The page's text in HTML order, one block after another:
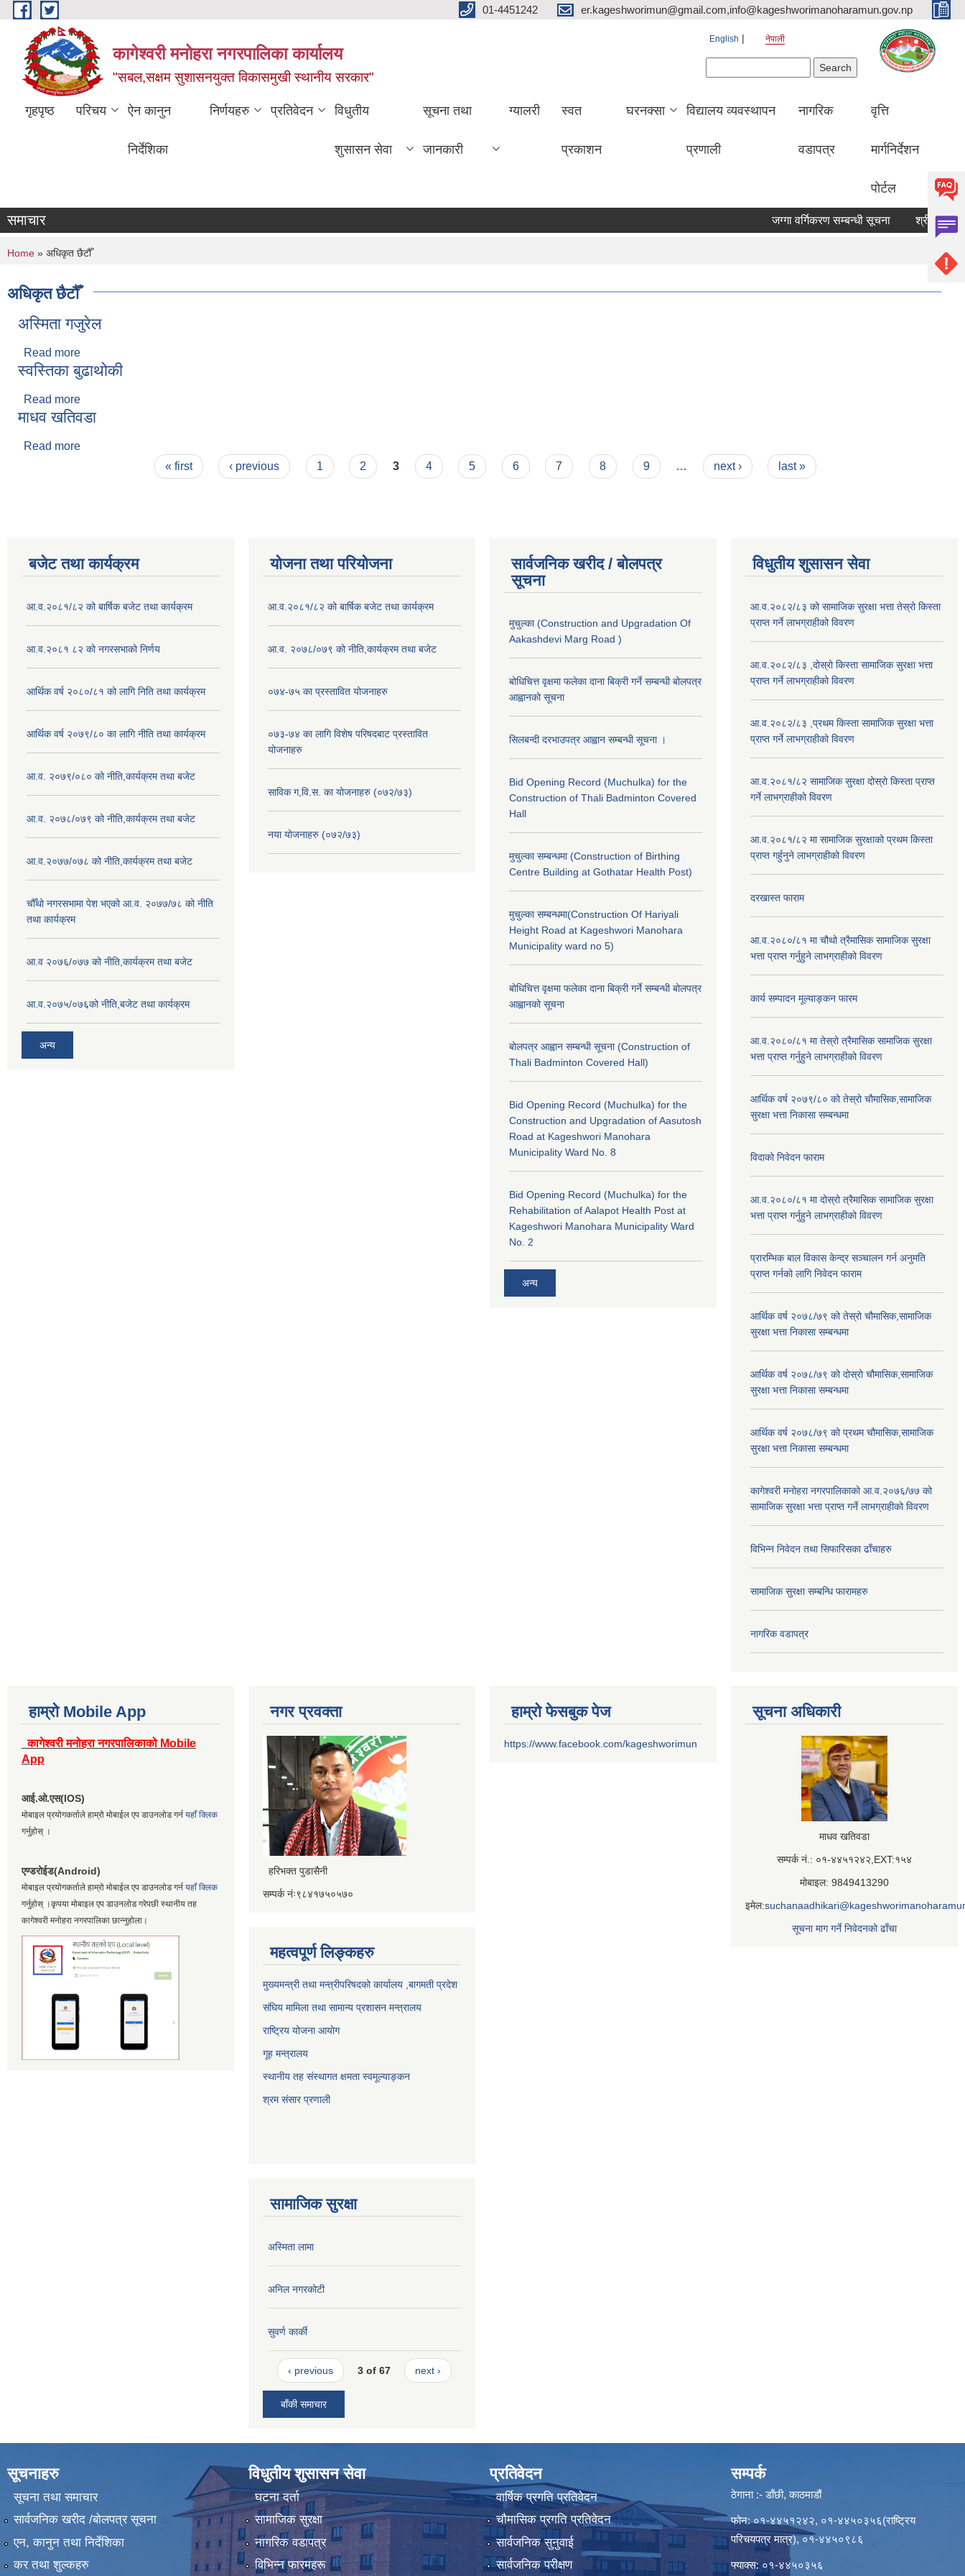
Skip to main content 01-4451242 er.kageshworimun@gmail.com,info@kageshworimanoharamun.gov.np
कागेश्वरी मनोहरा नगरपालिका कार्यालय
"सबल,सक्षम सुशासनयुक्त विकासमुखी स्थानीय सरकार"
English नेपाली
गृहपृष्ठ परिचय ऐन कानुन
निर्देशिका
निर्णयहरु प्रतिवेदन विधुतीय
शुसासन सेवा
सूचना तथा
जानकारी
ग्यालरी स्वत
प्रकाशन
घरनक्सा विद्यालय व्यवस्थापन
प्रणाली
नागरिक
वडापत्र
वृत्ति
मार्गनिर्देशन
पोर्टल
समाचार जग्गा वर्गिकरण सम्बन्धी सूचना श्री सिद्दि गणेश
You are here
Home » अधिकृत छैटौँ
अधिकृत छैटौँ
अस्मिता गजुरेल
Read more
स्वस्तिका बुढाथोकी
Read more
माधव खतिवडा
Read more
« first ‹ previous 1 2 3 4 5 6 7 8 9 … next › last »
बजेट तथा कार्यक्रम
आ.व.२०८१/८२ को बार्षिक बजेट तथा कार्यक्रम
आ.व.२०८१ ८२ को नगरसभाको निर्णय
आर्थिक वर्ष २०८०/८१ को लागि निति तथा कार्यक्रम
आर्थिक वर्ष २०७९/८० का लागि नीति तथा कार्यक्रम
आ.व. २०७९/०८० को नीति,कार्यक्रम तथा बजेट
आ.व. २०७८/०७९ को नीति,कार्यक्रम तथा बजेट
आ.व.२०७७/०७८ को नीति,कार्यक्रम तथा बजेट
चौँथो नगरसभामा पेश भएको आ.व. २०७७/७८ को नीति
तथा कार्यक्रम
आ.व २०७६/०७७ को नीति,कार्यक्रम तथा बजेट
आ.व.२०७५/०७६को नीति,बजेट तथा कार्यक्रम
अन्य
योजना तथा परियोजना
आ.व.२०८१/८२ को बार्षिक बजेट तथा कार्यक्रम
आ.व. २०७८/०७९ को नीति,कार्यक्रम तथा बजेट
०७४-७५ का प्रस्तावित योजनाहरु
०७३-७४ का लागि विशेष परिषदबाट प्रस्तावित
योजनाहरु
साविक ग,वि.स. का योजनाहरु (०७२/७३)
नया योजनाहरु (०७२/७३)
सार्वजनिक खरीद / बोलपत्र
सूचना
मुचुल्का (Construction and Upgradation Of
Aakashdevi Marg Road )
बोधिचित्त वृक्षमा फलेका दाना बिक्री गर्ने सम्बन्धी बोलपत्र
आह्वानको सूचना
सिलबन्दी दरभाउपत्र आह्वान सम्बन्धी सूचना ।
Bid Opening Record (Muchulka) for the
Construction of Thali Badminton Covered
Hall
मुचुल्का सम्बन्धमा (Construction of Birthing
Centre Building at Gothatar Health Post)
मुचुल्का सम्बन्धमा(Construction Of Hariyali
Height Road at Kageshwori Manohara
Municipality ward no 5)
बोधिचित्त वृक्षमा फलेका दाना बिक्री गर्ने सम्बन्धी बोलपत्र
आह्वानको सूचना
बोलपत्र आह्वान सम्बन्धी सूचना (Construction of
Thali Badminton Covered Hall)
Bid Opening Record (Muchulka) for the
Construction and Upgradation of Aasutosh
Road at Kageshwori Manohara
Municipality Ward No. 8
Bid Opening Record (Muchulka) for the
Rehabilitation of Aalapot Health Post at
Kageshwori Manohara Municipality Ward
No. 2
अन्य
विधुतीय शुसासन सेवा
आ.व.२०८२/८३ को सामाजिक सुरक्षा भत्ता तेस्रो किस्ता
प्राप्त गर्ने लाभग्राहीको विवरण
आ.व.२०८२/८३ ,दोस्रो किस्ता सामाजिक सुरक्षा भत्ता
प्राप्त गर्ने लाभग्राहीको विवरण
आ.व.२०८२/८३ ,प्रथम किस्ता सामाजिक सुरक्षा भत्ता
प्राप्त गर्ने लाभग्राहीको विवरण
आ.व.२०८१/८२ सामाजिक सुरक्षा दोस्रो किस्ता प्राप्त
गर्ने लाभग्राहीको विवरण
आ.व.२०८१/८२ मा सामाजिक सुरक्षाको प्रथम किस्ता
प्राप्त गर्हुनुने लाभग्राहीको विवरण
दरखास्त फाराम
आ.व.२०८०/८१ मा चौथो त्रैमासिक सामाजिक सुरक्षा
भत्ता प्राप्त गर्नुहुने लाभग्राहीको विवरण
कार्य सम्पादन मूल्याङ्कन फारम
आ.व.२०८०/८१ मा तेस्रो त्रैमासिक सामाजिक सुरक्षा
भत्ता प्राप्त गर्नुहुने लाभग्राहीको विवरण
आर्थिक वर्ष २०७९/८० को तेस्रो चौमासिक,सामाजिक
सुरक्षा भत्ता निकासा सम्बन्धमा
विदाको निवेदन फाराम
आ.व.२०८०/८१ मा दोस्रो त्रैमासिक सामाजिक सुरक्षा
भत्ता प्राप्त गर्नुहुने लाभग्राहीको विवरण
प्रारम्भिक बाल विकास केन्द्र सञ्चालन गर्न अनुमति
प्राप्त गर्नको लागि निवेदन फाराम
आर्थिक वर्ष २०७८/७९ को तेस्रो चौमासिक,सामाजिक
सुरक्षा भत्ता निकासा सम्बन्धमा
आर्थिक वर्ष २०७८/७९ को दोस्रो चौमासिक,सामाजिक
सुरक्षा भत्ता निकासा सम्बन्धमा
आर्थिक वर्ष २०७८/७९ को प्रथम चौमासिक,सामाजिक
सुरक्षा भत्ता निकासा सम्बन्धमा
कागेश्वरी मनोहरा नगरपालिकाको आ.व.२०७६/७७ को
सामाजिक सुरक्षा भत्ता प्राप्त गर्ने लाभग्राहीको विवरण
विभिन्न निवेदन तथा सिफारिसका ढाँचाहरु
सामाजिक सुरक्षा सम्बन्धि फारामहरु
नागरिक वडापत्र
हाम्रो Mobile App
कागेश्वरी मनोहरा नगरपालिकाको Mobile
App
आई.ओ.एस(IOS)
मोबाइल प्रयोगकर्ताले हाम्रो मोबाईल एप डाउनलोड गर्न यहाँ क्लिक
गर्नुहोस् ।
एण्डरोईड(Android)
मोबाइल प्रयोगकर्ताले हाम्रो मोबाईल एप डाउनलोड गर्न यहाँ क्लिक
गर्नुहोस् ।कृपया मोबाइल एप डाउनलोड गरेपछी स्थानीय तह
कागेश्वरी मनोहरा नगरपालिका छान्नुहोला।
नगर प्रवक्ता
हरिभक्त पुडासैनी
सम्पर्क नंः९८४१७५०५७०
महत्वपूर्ण लिङ्कहरु
मुख्यमन्त्री तथा मन्त्रीपरिषदको कार्यालय ,बागमती प्रदेश
संघिय मामिला तथा सामान्य प्रशासन मन्त्रालय
राष्ट्रिय योजना आयोग
गूह मन्त्रालय
स्थानीय तह संस्थागत क्षमता स्वमूल्याङ्कन
श्रम संसार प्रणाली
सामाजिक सुरक्षा
अस्मिता लामा
अनिल नगरकोटी
सुवर्ण कार्की
‹ previous 3 of 67 next ›
बाँकी समाचार
हाम्रो फेसबुक पेज
https://www.facebook.com/kageshworimun
सूचना अधिकारी
माधव खतिवडा
सम्पर्क नं.: ०१-४४५१२४२,EXT:१५४
मोबाइल: 9849413290
इमेल:
सूचना माग गर्ने निवेदनको ढाँचा
सूचनाहरु
सूचना तथा समाचार
सार्वजनिक खरीद /बोलपत्र सूचना
एन, कानुन तथा निर्देशिका
कर तथा शुल्कहरु
विधुतीय शुसासन सेवा
घटना दर्ता
सामाजिक सुरक्षा
नागरिक वडापत्र
विभिन्न फारमहरू
प्रतिवेदन
वार्षिक प्रगति प्रतिवेदन
चौमासिक प्रगति प्रतिवेदन
सार्वजनिक सुनुवाई
सार्वजनिक परीक्षण
सम्पर्क
ठेगाना :- डाँछी, काठमाडौं
फोन: ०१-४४५१२४२, ०१-४४५०३५६(राष्ट्रिय
परिचयपत्र मात्र), ०१-४४५०९८६
फ्याक्स: ०१-४४५०३५६